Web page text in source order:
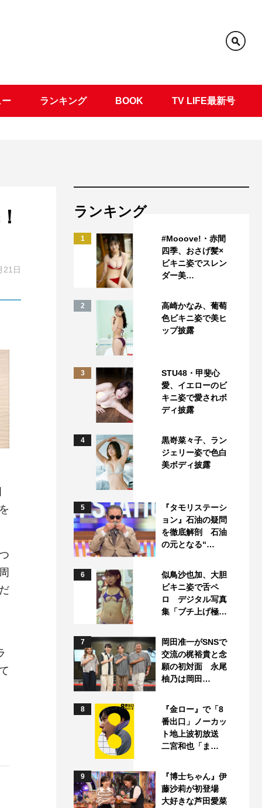
ー ランキング BOOK TV LIFE最新号
21日
ランキング
1
#Mooove!・赤間
四季、おさげ髪×
ビキニ姿でスレン
ダー美…
2
高崎かなみ、葡萄
色ビキニ姿で美ヒ
ップ披露
3
STU48・甲斐心
愛、イエローのビ
キニ姿で愛されボ
ディ披露
4
黒嵜菜々子、ラン
ジェリー姿で色白
美ボディ披露
5
『タモリステーシ
ョン』石油の疑問
を徹底解剖 石油
の元となる“…
6
似鳥沙也加、大胆
ビキニ姿で舌ペ
ロ デジタル写真
集「ブチ上げ極…
7
岡田准一がSNSで
交流の梶裕貴と念
願の初対面 永尾
柚乃は岡田…
8
『金ロー』で「8
番出口」ノーカッ
ト地上波初放送
二宮和也「ま…
9
『博士ちゃん』伊
藤沙莉が初登場
大好きな芦田愛菜